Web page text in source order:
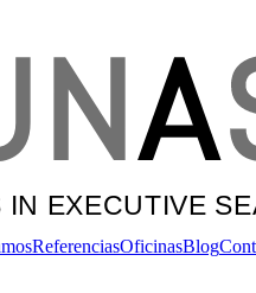
ReferenciasOficinasBlog